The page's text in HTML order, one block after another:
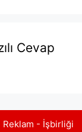
Cevap
Reklam - İşbirliği